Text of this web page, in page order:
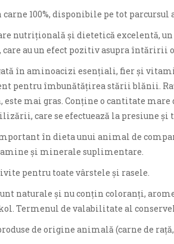
carne 100%, disponibile pe tot
nutrițională și dietetică excelentă,
care au un efect pozitiv asupra
în aminoacizi esențiali, fier și
pentru îmbunătățirea stării blănii.
este mai gras. Conține o cantitate
care se efectuează la presiune
în dieta unui animal de
și minerale suplimentare.
pentru toate vârstele și rasele.
naturale și nu conțin coloranți,
Termenul de valabilitate al
de origine animală (carne de